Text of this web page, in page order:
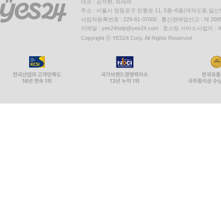
대표 : 김석환, 최세라
주소 : 서울시 영등포구 은행로 11, 5층~6층(여의도동,일신
사업자등록번호 : 229-81-37000 통신판매업신고 : 제
이메일 : yes24help@yes24.com 호스팅 서비스사업자 :
Copyright ⓒ YES24 Corp. All Rights Reserved.